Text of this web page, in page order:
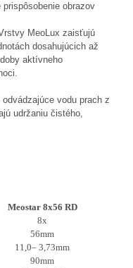
obrazov
MeoLux zaisťujú
dosahujúcich až
aktívneho
vodu prach z
udržaniu čistého,
Meostar 8x56 RD
8x
56mm
11,0– 3,73mm
90mm